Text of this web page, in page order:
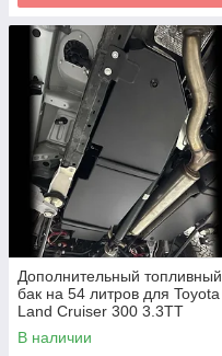
Дополнительный топливный
бак на 54 литров для Toyota
Land Cruiser 300 3.3TT
дизель LC300 Тойота Крузер
Крузак
В наличии